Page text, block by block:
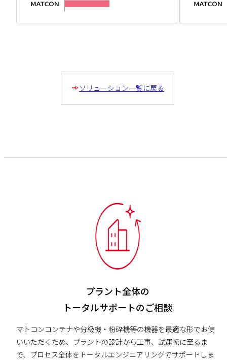
ソリューション一覧に戻る
プラント全体の
トータルサポートのご相談
マトコンコンテナや分級機・粉砕機等の機器を最適な形でお使
いいただくため、プラントの設計から工事、試運転に至るま
で、プロセス全体をトータルエンジニアリングでサポートしま